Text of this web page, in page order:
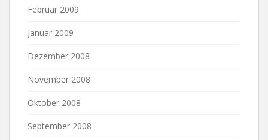
Februar 2009
Januar 2009
Dezember 2008
November 2008
Oktober 2008
September 2008